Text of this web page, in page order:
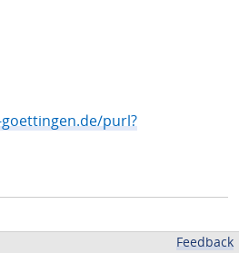
purl?
Feedback